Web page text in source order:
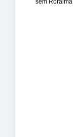
sem Roraima